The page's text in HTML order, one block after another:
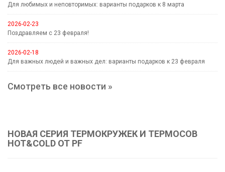
Для любимых и неповторимых: варианты подарков к 8 марта
2026-02-23
Поздравляем с 23 февраля!
2026-02-18
Для важных людей и важных дел: варианты подарков к 23 февраля
Смотреть все новости »
НОВАЯ СЕРИЯ ТЕРМОКРУЖЕК И ТЕРМОСОВ
HOT&COLD ОТ PF